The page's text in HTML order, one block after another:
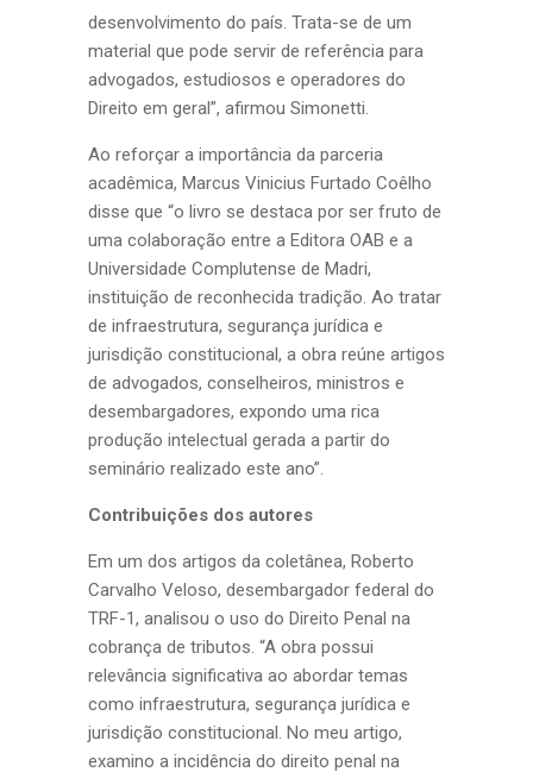
desenvolvimento do país. Trata-se de um
material que pode servir de referência para
advogados, estudiosos e operadores do
Direito em geral”, afirmou Simonetti.
Ao reforçar a importância da parceria
acadêmica, Marcus Vinicius Furtado Coêlho
disse que “o livro se destaca por ser fruto de
uma colaboração entre a Editora OAB e a
Universidade Complutense de Madri,
instituição de reconhecida tradição. Ao tratar
de infraestrutura, segurança jurídica e
jurisdição constitucional, a obra reúne artigos
de advogados, conselheiros, ministros e
desembargadores, expondo uma rica
produção intelectual gerada a partir do
seminário realizado este ano”.
Contribuições dos autores
Em um dos artigos da coletânea, Roberto
Carvalho Veloso, desembargador federal do
TRF-1, analisou o uso do Direito Penal na
cobrança de tributos. “A obra possui
relevância significativa ao abordar temas
como infraestrutura, segurança jurídica e
jurisdição constitucional. No meu artigo,
examino a incidência do direito penal na